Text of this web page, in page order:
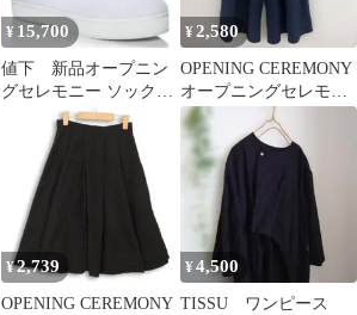
¥ 15,700
値下 新品オープニン
グセレモニー ソックス
スニーカー レインボー
¥2,580
OPENING CEREMONY
オープニングセレモニ
ー ワイドパンツ 紺 S
¥2,739
OPENING CEREMONY
¥4,500
TISSU ワンピース